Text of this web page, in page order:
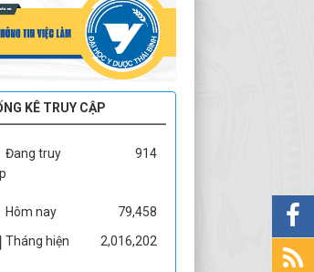
KÊ TRUY CẬP
Đang truy
914
Hôm nay
79,458
Tháng hiện
2,016,202